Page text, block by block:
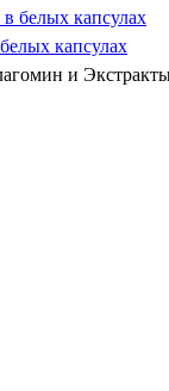
капсулах
и